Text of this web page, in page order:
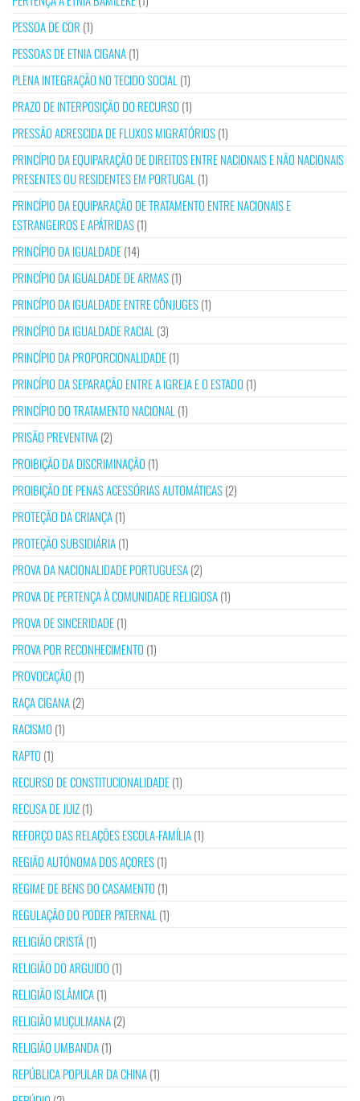
PESSOA DE COR (1)
PESSOAS DE ETNIA CIGANA(1)
PLENA INTEGRAÇÃO NO TECIDO SOCIAL (1)
PRAZO DE INTERPOSIÇÃO DO RECURSO (1)
PRESSÃO ACRESCIDA DE FLUXOS MIGRATÓRIOS(1)
PRINCÍPIO DA EQUIPARAÇÃO DE DIREITOS ENTRE NACIONAIS E NÃO NACIONAIS
PRESENTES OU RESIDENTES EM PORTUGAL (1)
PRINCÍPIO DA EQUIPARAÇÃO DE TRATAMENTO ENTRE NACIONAIS E
ESTRANGEIROS E APÁTRIDAS(1)
PRINCÍPIO DA IGUALDADE(14)
PRINCÍPIO DA IGUALDADE DE ARMAS(1)
PRINCÍPIO DA IGUALDADE ENTRE CÔNJUGES(1)
PRINCÍPIO DA IGUALDADE RACIAL (3)
PRINCÍPIO DA PROPORCIONALIDADE(1)
PRINCÍPIO DA SEPARAÇÃO ENTRE A IGREJA E O ESTADO (1)
PRINCÍPIO DO TRATAMENTO NACIONAL (1)
PRISÃO PREVENTIVA(2)
PROIBIÇÃO DA DISCRIMINAÇÃO (1)
PROIBIÇÃO DE PENAS ACESSÓRIAS AUTOMÁTICAS(2)
PROTEÇÃO DA CRIANÇA(1)
PROTEÇÃO SUBSIDIÁRIA(1)
PROVA DA NACIONALIDADE PORTUGUESA(2)
PROVA DE PERTENÇA À COMUNIDADE RELIGIOSA(1)
PROVA DE SINCERIDADE(1)
PROVA POR RECONHECIMENTO (1)
PROVOCAÇÃO (1)
RAÇA CIGANA(2)
RACISMO (1)
RAPTO (1)
RECURSO DE CONSTITUCIONALIDADE(1)
RECUSA DE JUIZ(1)
REFORÇO DAS RELAÇÕES ESCOLA-FAMÍLIA(1)
REGIÃO AUTÓNOMA DOS AÇORES(1)
REGIME DE BENS DO CASAMENTO (1)
REGULAÇÃO DO PODER PATERNAL (1)
RELIGIÃO CRISTÃ(1)
RELIGIÃO DO ARGUIDO (1)
RELIGIÃO ISLÂMICA(1)
RELIGIÃO MUÇULMANA(2)
RELIGIÃO UMBANDA(1)
REPÚBLICA POPULAR DA CHINA(1)